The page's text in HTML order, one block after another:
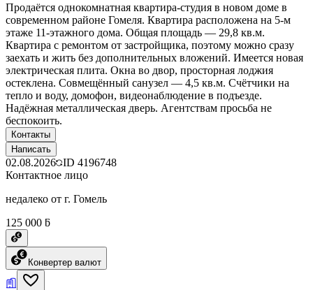
Продаётся однокомнатная квартира-студия в новом доме в
современном районе Гомеля. Квартира расположена на 5-м
этаже 11-этажного дома. Общая площадь — 29,8 кв.м.
Квартира с ремонтом от застройщика, поэтому можно сразу
заехать и жить без дополнительных вложений. Имеется новая
электрическая плита. Окна во двор, просторная лоджия
остеклена. Совмещённый санузел — 4,5 кв.м. Счётчики на
тепло и воду, домофон, видеонаблюдение в подъезде.
Надёжная металлическая дверь. Агентствам просьба не
беспокоить.
Контакты
Написать
02.08.2026 ID 4196748
Контактное лицо
недалеко от г. Гомель
125 000 ƃ
Конвертер валют